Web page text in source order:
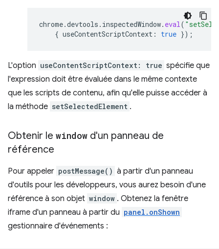
chrome.devtools . inspectedWindow. eval(
{ useContentScriptContext : true });
L'option useContentScriptContext: true spécifie que
l'expression doit être évaluée dans le même contexte
que les scripts de contenu, afin qu'elle puisse accéder à
la méthode setSelectedElement .
Obtenir le window d'un panneau de
référence
Pour appeler postMessage() à partir d'un panneau
d'outils pour les développeurs, vous aurez besoin d'une
référence à son objet window . Obtenez la fenêtre
iframe d'un panneau à partir du panel.onShown
gestionnaire d'événements :